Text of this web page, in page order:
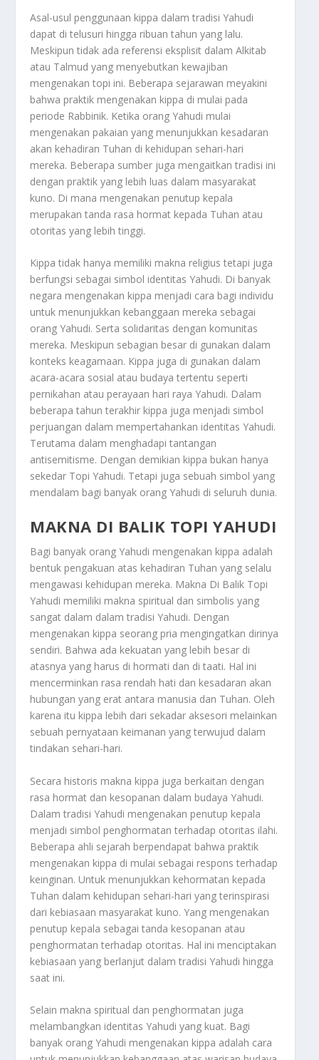
Asal-usul penggunaan kippa dalam tradisi Yahudi
dapat di telusuri hingga ribuan tahun yang lalu.
Meskipun tidak ada referensi eksplisit dalam Alkitab
atau Talmud yang menyebutkan kewajiban
mengenakan topi ini. Beberapa sejarawan meyakini
bahwa praktik mengenakan kippa di mulai pada
periode Rabbinik. Ketika orang Yahudi mulai
mengenakan pakaian yang menunjukkan kesadaran
akan kehadiran Tuhan di kehidupan sehari-hari
mereka. Beberapa sumber juga mengaitkan tradisi ini
dengan praktik yang lebih luas dalam masyarakat
kuno. Di mana mengenakan penutup kepala
merupakan tanda rasa hormat kepada Tuhan atau
otoritas yang lebih tinggi.
Kippa tidak hanya memiliki makna religius tetapi juga
berfungsi sebagai simbol identitas Yahudi. Di banyak
negara mengenakan kippa menjadi cara bagi individu
untuk menunjukkan kebanggaan mereka sebagai
orang Yahudi. Serta solidaritas dengan komunitas
mereka. Meskipun sebagian besar di gunakan dalam
konteks keagamaan. Kippa juga di gunakan dalam
acara-acara sosial atau budaya tertentu seperti
pernikahan atau perayaan hari raya Yahudi. Dalam
beberapa tahun terakhir kippa juga menjadi simbol
perjuangan dalam mempertahankan identitas Yahudi.
Terutama dalam menghadapi tantangan
antisemitisme. Dengan demikian kippa bukan hanya
sekedar Topi Yahudi. Tetapi juga sebuah simbol yang
mendalam bagi banyak orang Yahudi di seluruh dunia.
MAKNA DI BALIK TOPI YAHUDI
Bagi banyak orang Yahudi mengenakan kippa adalah
bentuk pengakuan atas kehadiran Tuhan yang selalu
mengawasi kehidupan mereka. Makna Di Balik Topi
Yahudi memiliki makna spiritual dan simbolis yang
sangat dalam dalam tradisi Yahudi. Dengan
mengenakan kippa seorang pria mengingatkan dirinya
sendiri. Bahwa ada kekuatan yang lebih besar di
atasnya yang harus di hormati dan di taati. Hal ini
mencerminkan rasa rendah hati dan kesadaran akan
hubungan yang erat antara manusia dan Tuhan. Oleh
karena itu kippa lebih dari sekadar aksesori melainkan
sebuah pernyataan keimanan yang terwujud dalam
tindakan sehari-hari.
Secara historis makna kippa juga berkaitan dengan
rasa hormat dan kesopanan dalam budaya Yahudi.
Dalam tradisi Yahudi mengenakan penutup kepala
menjadi simbol penghormatan terhadap otoritas ilahi.
Beberapa ahli sejarah berpendapat bahwa praktik
mengenakan kippa di mulai sebagai respons terhadap
keinginan. Untuk menunjukkan kehormatan kepada
Tuhan dalam kehidupan sehari-hari yang terinspirasi
dari kebiasaan masyarakat kuno. Yang mengenakan
penutup kepala sebagai tanda kesopanan atau
penghormatan terhadap otoritas. Hal ini menciptakan
kebiasaan yang berlanjut dalam tradisi Yahudi hingga
saat ini.
Selain makna spiritual dan penghormatan juga
melambangkan identitas Yahudi yang kuat. Bagi
banyak orang Yahudi mengenakan kippa adalah cara